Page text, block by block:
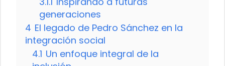
generaciones
4 El legado de Pedro Sánchez en la
integración social
4.1 Un enfoque integral de la